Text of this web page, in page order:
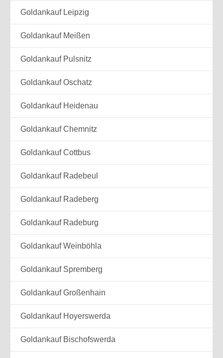
Goldankauf Leipzig
Goldankauf Meißen
Goldankauf Pulsnitz
Goldankauf Oschatz
Goldankauf Heidenau
Goldankauf Chemnitz
Goldankauf Cottbus
Goldankauf Radebeul
Goldankauf Radeberg
Goldankauf Radeburg
Goldankauf Weinböhla
Goldankauf Spremberg
Goldankauf Großenhain
Goldankauf Hoyerswerda
Goldankauf Bischofswerda